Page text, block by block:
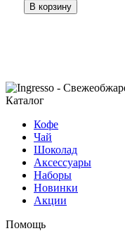
В корзину
Каталог
Кофе
Чай
Шоколад
Аксессуары
Наборы
Новинки
Акции
Помощь